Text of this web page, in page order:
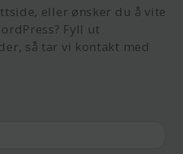
eller ønsker du å vite
Fyll ut
så tar vi kontakt med